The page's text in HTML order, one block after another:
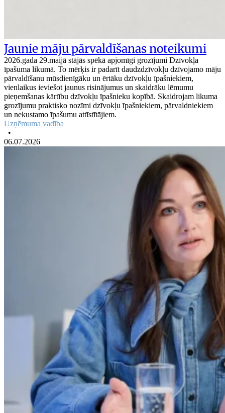
Jaunie māju pārvaldīšanas noteikumi
2026.gada 29.maijā stājās spēkā apjomīgi grozījumi Dzīvokļa
īpašuma likumā. To mērķis ir padarīt daudzdzīvokļu dzīvojamo māju
pārvaldīšanu mūsdienīgāku un ērtāku dzīvokļu īpašniekiem,
vienlaikus ieviešot jaunus risinājumus un skaidrāku lēmumu
pieņemšanas kārtību dzīvokļu īpašnieku kopībā. Skaidrojam likuma
grozījumu praktisko nozīmi dzīvokļu īpašniekiem, pārvaldniekiem
un nekustamo īpašumu attīstītājiem.
Uzņēmuma vadība
•
06.07.2026